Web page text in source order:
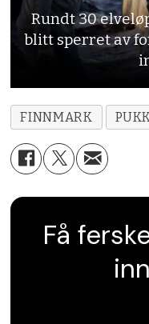
Rundt 30
blitt sperret av
FINNMARK
Få